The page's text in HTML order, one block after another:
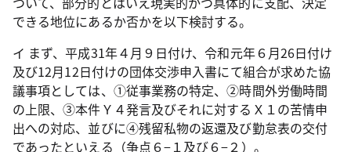
できる地位にあるか否かを以下検討する。
イ まず、平成31年４月９日付け、令和元年６月26日付け
及び12月12日付けの団体交渉申入書にて組合が求めた協
議事項としては、①従事業務の特定、②時間外労働時間
の上限、③本件Ｙ４発言及びそれに対するＸ１の苦情申
出への対応、並びに④残留私物の返還及び勤怠表の交付
であったといえる（争点６−１及び６−２）。